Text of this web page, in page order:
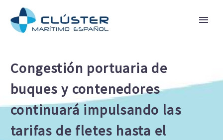
Congestión portuaria de
buques y contenedores
continuará impulsando las
tarifas de fletes hasta el